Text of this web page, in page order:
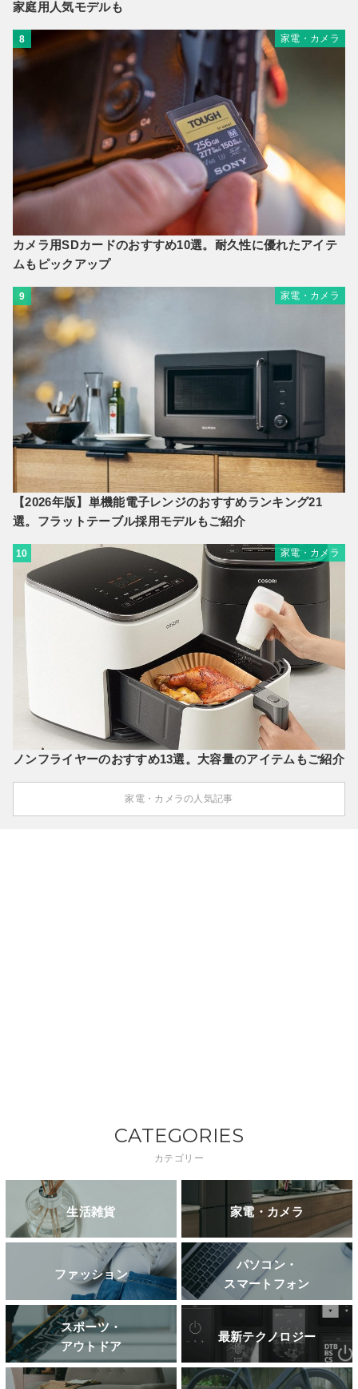
家庭用人気モデルも
8 家電・カメラ
カメラ用SDカードのおすすめ10選。耐久性に優れたアイテ
ムもピックアップ
9 家電・カメラ
【2026年版】単機能電子レンジのおすすめランキング21
選。フラットテーブル採用モデルもご紹介
10 家電・カメラ
ノンフライヤーのおすすめ13選。大容量のアイテムもご紹介
家電・カメラの人気記事
CATEGORIES
カテゴリー
生活雑貨 家電・カメラ
ファッション
パソコン・
スマートフォン
スポーツ・
アウトドア
最新テクノロジー